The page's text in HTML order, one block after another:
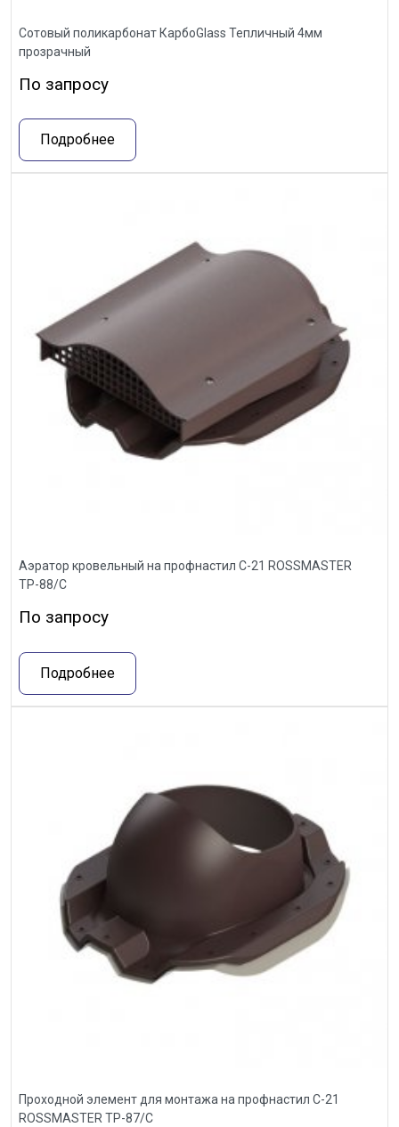
Сотовый поликарбонат КарбоGlass Тепличный 4мм
прозрачный
По запросу
Подробнее
Аэратор кровельный на профнастил С-21 ROSSMASTER
ТР-88/С
По запросу
Подробнее
Проходной элемент для монтажа на профнастил С-21
ROSSMASTER ТР-87/С